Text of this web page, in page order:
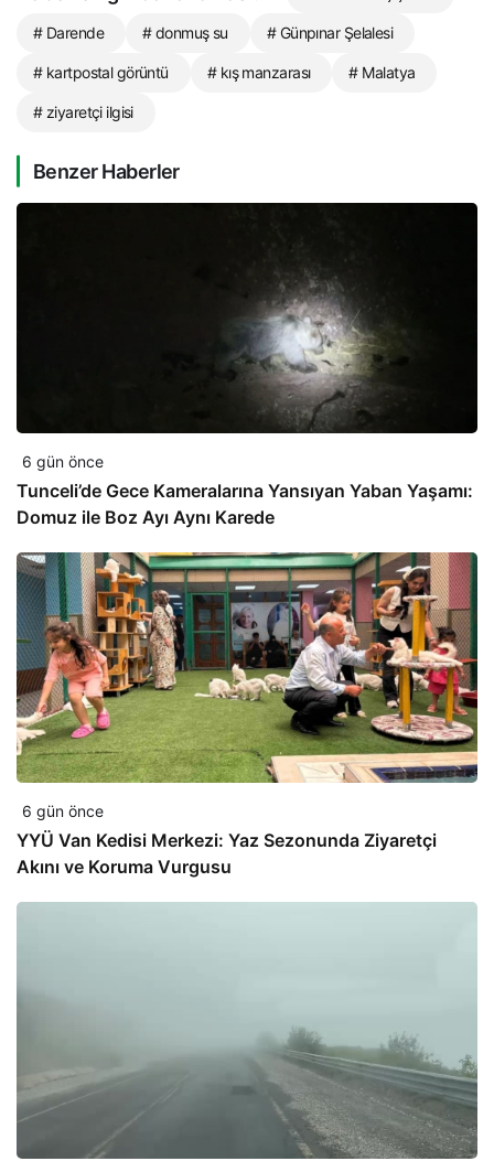
# Darende # donmuş su # Günpınar Şelalesi
# kartpostal görüntü # kış manzarası # Malatya
# ziyaretçi ilgisi
Benzer Haberler
6 gün önce
Tunceli’de Gece Kameralarına Yansıyan Yaban Yaşamı:
Domuz ile Boz Ayı Aynı Karede
6 gün önce
YYÜ Van Kedisi Merkezi: Yaz Sezonunda Ziyaretçi
Akını ve Koruma Vurgusu